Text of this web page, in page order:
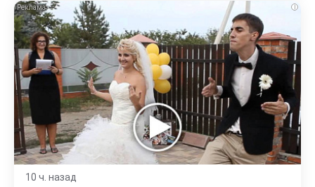
i
10 ч. назад